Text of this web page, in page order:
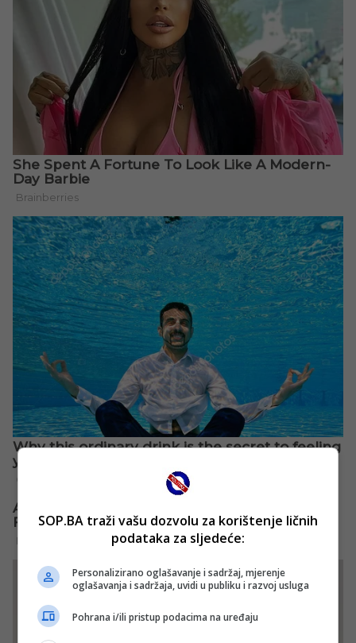
SOP.BA traži vašu dozvolu za korištenje ličnih
podataka za sljedeće:
Personalizirano oglašavanje i sadržaj, mjerenje
oglašavanja i sadržaja, uvidi u publiku i razvoj usluga
Pohrana i/ili pristup podacima na uređaju